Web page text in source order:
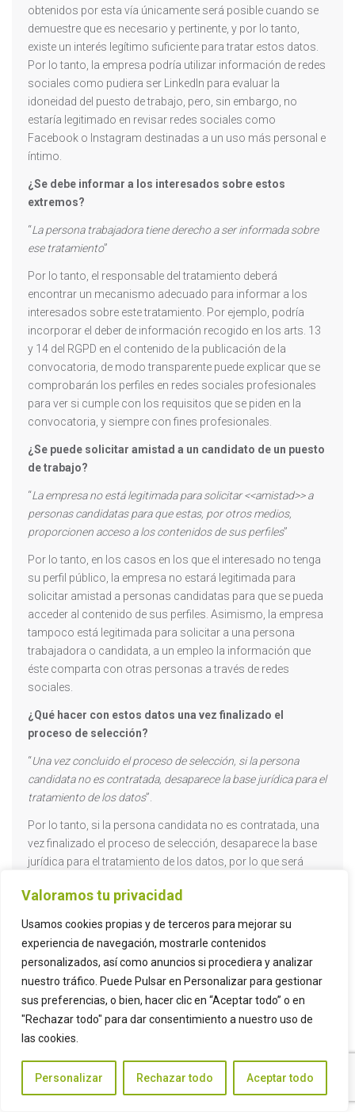
Valoramos tu privacidad
Usamos cookies propias y de terceros para mejorar su
experiencia de navegación, mostrarle contenidos
personalizados, así como anuncios si procediera y analizar
nuestro tráfico. Puede Pulsar en Personalizar para gestionar
sus preferencias, o bien, hacer clic en “Aceptar todo” o en
"Rechazar todo" para dar consentimiento a nuestro uso de
las cookies.
Personalizar Rechazar todo Aceptar todo
obtenidos por esta vía únicamente será posible cuando se
demuestre que es necesario y pertinente, y por lo tanto,
existe un interés legítimo suficiente para tratar estos datos.
Por lo tanto, la empresa podría utilizar información de redes
sociales como pudiera ser LinkedIn para evaluar la
idoneidad del puesto de trabajo, pero, sin embargo, no
estaría legitimado en revisar redes sociales como
Facebook o Instagram destinadas a un uso más personal e
íntimo.
¿Se debe informar a los interesados sobre estos
extremos?
“La persona trabajadora tiene derecho a ser informada sobre
ese tratamiento”
Por lo tanto, el responsable del tratamiento deberá
encontrar un mecanismo adecuado para informar a los
interesados sobre este tratamiento. Por ejemplo, podría
incorporar el deber de información recogido en los arts. 13
y 14 del RGPD en el contenido de la publicación de la
convocatoria, de modo transparente puede explicar que se
comprobarán los perfiles en redes sociales profesionales
para ver si cumple con los requisitos que se piden en la
convocatoria, y siempre con fines profesionales.
¿Se puede solicitar amistad a un candidato de un puesto
de trabajo?
“La empresa no está legitimada para solicitar <<amistad>> a
personas candidatas para que estas, por otros medios,
proporcionen acceso a los contenidos de sus perfiles”
Por lo tanto, en los casos en los que el interesado no tenga
su perfil público, la empresa no estará legitimada para
solicitar amistad a personas candidatas para que se pueda
acceder al contenido de sus perfiles. Asimismo, la empresa
tampoco está legitimada para solicitar a una persona
trabajadora o candidata, a un empleo la información que
éste comparta con otras personas a través de redes
sociales.
¿Qué hacer con estos datos una vez finalizado el
proceso de selección?
“Una vez concluido el proceso de selección, si la persona
candidata no es contratada, desaparece la base jurídica para el
tratamiento de los datos”.
Por lo tanto, si la persona candidata no es contratada, una
vez finalizado el proceso de selección, desaparece la base
jurídica para el tratamiento de los datos, por lo que será
salvo que el empleador pueda demostrar un interés legítimo.
En caso contrario deberá destruir el curriculum y proceder a
la supresión y bloqueo de los datos personales.
Marcos Rubiales.
LinkedIn
Twitter
Facebook
Compartir